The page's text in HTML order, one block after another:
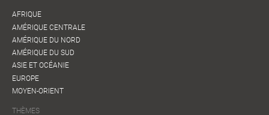
AFRIQUE
AMÉRIQUE CENTRALE
AMÉRIQUE DU NORD
AMÉRIQUE DU SUD
ASIE ET OCÉANIE
EUROPE
MOYEN-ORIENT
THÈMES